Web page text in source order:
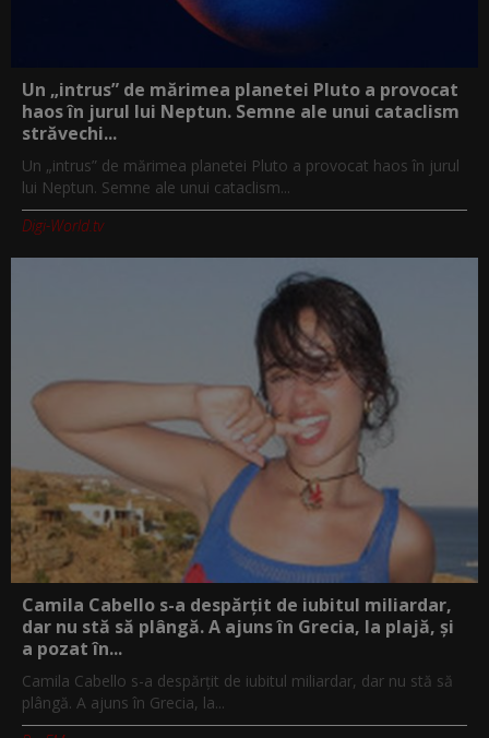
Un „intrus” de mărimea planetei Pluto a provocat
haos în jurul lui Neptun. Semne ale unui cataclism
străvechi...
Un „intrus” de mărimea planetei Pluto a provocat haos în jurul
lui Neptun. Semne ale unui cataclism...
Digi-World.tv
Camila Cabello s-a despărțit de iubitul miliardar,
dar nu stă să plângă. A ajuns în Grecia, la plajă, și
a pozat în...
Camila Cabello s-a despărțit de iubitul miliardar, dar nu stă să
plângă. A ajuns în Grecia, la...